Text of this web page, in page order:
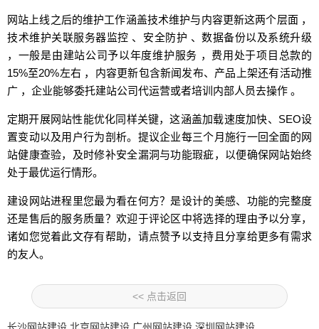
网站上线之后的维护工作涵盖技术维护与内容更新这两个层面 ，
技术维护关联服务器监控 、安全防护 、数据备份以及系统升级
，一般是由建站公司予以年度维护服务 ，费用处于项目总款的
15%至20%左右 ，内容更新包含新闻发布、产品上架还有活动推
广 ，企业能够委托建站公司代运营或者培训内部人员去操作 。
定期开展网站性能优化同样关键，这涵盖加载速度加快、SEO设
置变动以及用户行为剖析。提议企业每三个月施行一回全面的网
站健康查验，及时修补安全漏洞与功能瑕疵，以便确保网站始终
处于最优运行情形。
建设网站进程里您最为看在何方？是设计的美感、功能的完整度
还是售后的服务质量？欢迎于评论区中将选择的理由予以分享，
诸如您觉着此文存有帮助，请点赞予以支持且分享给更多有需求
的友人。
<< 点击返回